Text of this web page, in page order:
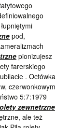
pod,
pionizujesz
farerskiego
. Octówka
czerwonkowym
5:7:1979
zewnetrzne
ale też